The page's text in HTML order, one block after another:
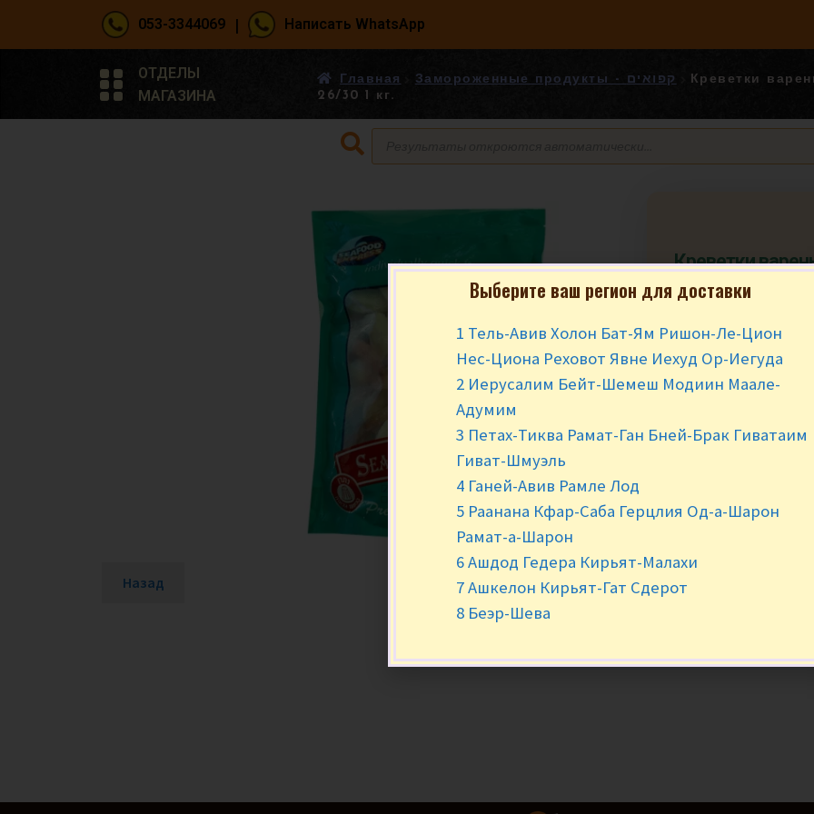
053-3344069 | Написать WhatsApp
ОТДЕЛЫ
МАГАЗИНА
Главная Замороженные продукты - קפואים
Креветки
26/30 1 кг.
Креветки
Seafood
84.90
В наличии
- +
Назад
Выберите ваш регион для доставки
1 Тель-Авив Холон Бат-Ям Ришон-Ле-Цион
Нес-Циона Реховот Явне Иехуд Ор-Иегуда
2 Иерусалим Бейт-Шемеш Модиин Маале-
Адумим
3 Петах-Тиква Рамат-Ган Бней-Брак Гиватаим
Гиват-Шмуэль
4 Ганей-Авив Рамле Лод
5 Раанана Кфар-Саба Герцлия Од-а-Шарон
Рамат-а-Шарон
6 Ашдод Гедера Кирьят-Малахи
7 Ашкелон Кирьят-Гат Сдерот
8 Беэр-Шева